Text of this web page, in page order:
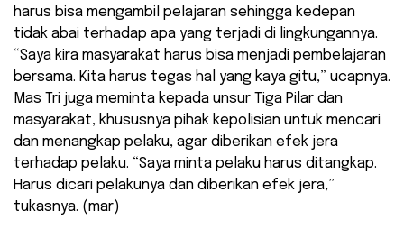
harus bisa mengambil pelajaran sehingga kedepan
tidak abai terhadap apa yang terjadi di lingkungannya.
“Saya kira masyarakat harus bisa menjadi pembelajaran
bersama. Kita harus tegas hal yang kaya gitu,” ucapnya.
Mas Tri juga meminta kepada unsur Tiga Pilar dan
masyarakat, khususnya pihak kepolisian untuk mencari
dan menangkap pelaku, agar diberikan efek jera
terhadap pelaku. “Saya minta pelaku harus ditangkap.
Harus dicari pelakunya dan diberikan efek jera,”
tukasnya. (mar)